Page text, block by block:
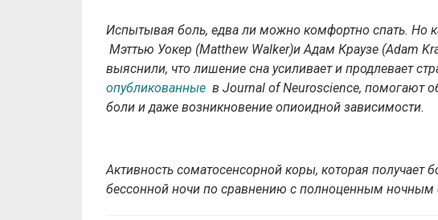
Испытывая боль, едва ли можно комфортно спать. Но
Мэттью Уокер (Matthew Walker)и Адам Краузе (Adam
выяснили, что лишение сна усиливает и продлевает
опубликованные в Journal of Neuroscience, помогают
боли и даже возникновение опиоидной зависимости.
Активность соматосенсорной коры, которая получает
бессонной ночи по сравнению с полноценным ночным